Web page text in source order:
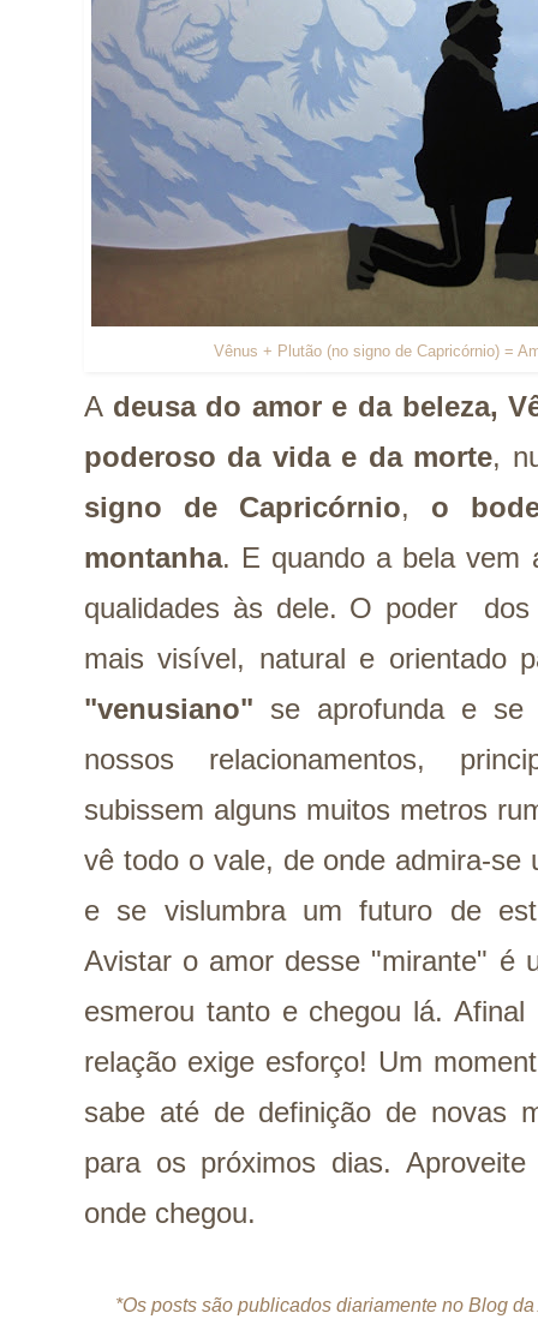
Vênus + Plutão (no signo de Capricórnio) =
A deusa do amor e da beleza,
poderoso da vida e da morte,
signo de Capricórnio, o
montanha. E quando a bela vem
qualidades às dele. O poder
mais visível, natural e orientado
"venusiano" se aprofunda e se
nossos relacionamentos,
subissem alguns muitos metros
vê todo o vale, de onde admira-se
e se vislumbra um futuro de
Avistar o amor desse "mirante" é
esmerou tanto e chegou lá.
relação exige esforço! Um
sabe até de definição de novas
para os próximos dias.
onde chegou.
*Os posts são publicados diariamente no Blog